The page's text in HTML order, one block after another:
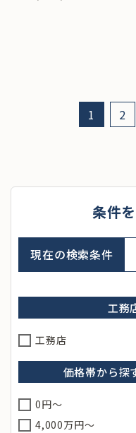
1 2
条件
現在の検索条件
工務
工務店
価格帯から探
0円～
4,000万円～